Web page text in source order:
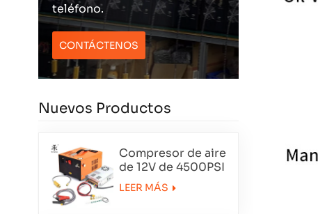
teléfono.
CONTÁCTENOS
Nuevos Productos
Compresor de aire
de 12V de 4500PSI
de 12V
LEER MÁS